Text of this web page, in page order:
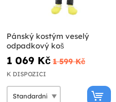
Pánský kostým veselý
odpadkový koš
1 069 Kč 1 599 Kč
K DISPOZICI